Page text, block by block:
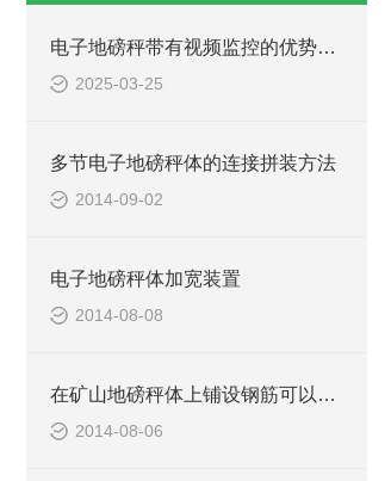
电子地磅秤带有视频监控的优势和重要性
2025-03-25
多节电子地磅秤体的连接拼装方法
2014-09-02
电子地磅秤体加宽装置
2014-08-08
在矿山地磅秤体上铺设钢筋可以防滑
2014-08-06